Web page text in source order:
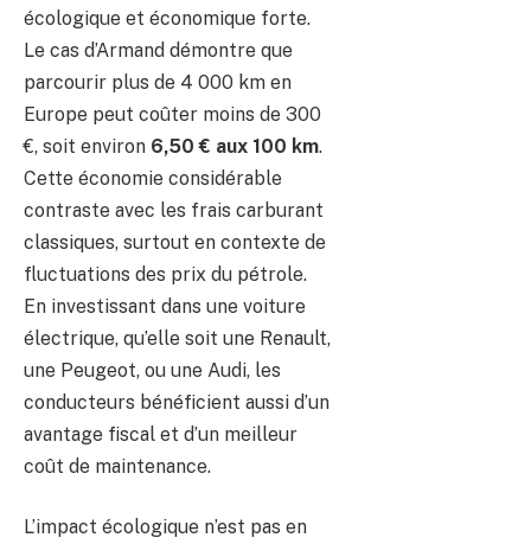
écologique et économique forte.
Le cas d’Armand démontre que
parcourir plus de 4 000 km en
Europe peut coûter moins de 300
€, soit environ 6,50 € aux 100 km.
Cette économie considérable
contraste avec les frais carburant
classiques, surtout en contexte de
fluctuations des prix du pétrole.
En investissant dans une voiture
électrique, qu’elle soit une Renault,
une Peugeot, ou une Audi, les
conducteurs bénéficient aussi d’un
avantage fiscal et d’un meilleur
coût de maintenance.
L’impact écologique n’est pas en